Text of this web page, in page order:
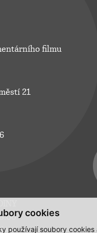
cookies
používají soubory cookies
filmu
21